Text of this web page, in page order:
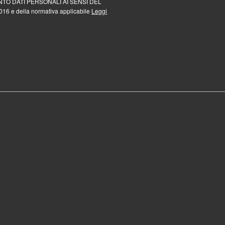
e della normativa applicabile Leggi